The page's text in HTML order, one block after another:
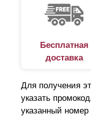
Бесплатная
доставка
Для получения
указать
указанный